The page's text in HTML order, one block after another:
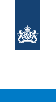
homepage